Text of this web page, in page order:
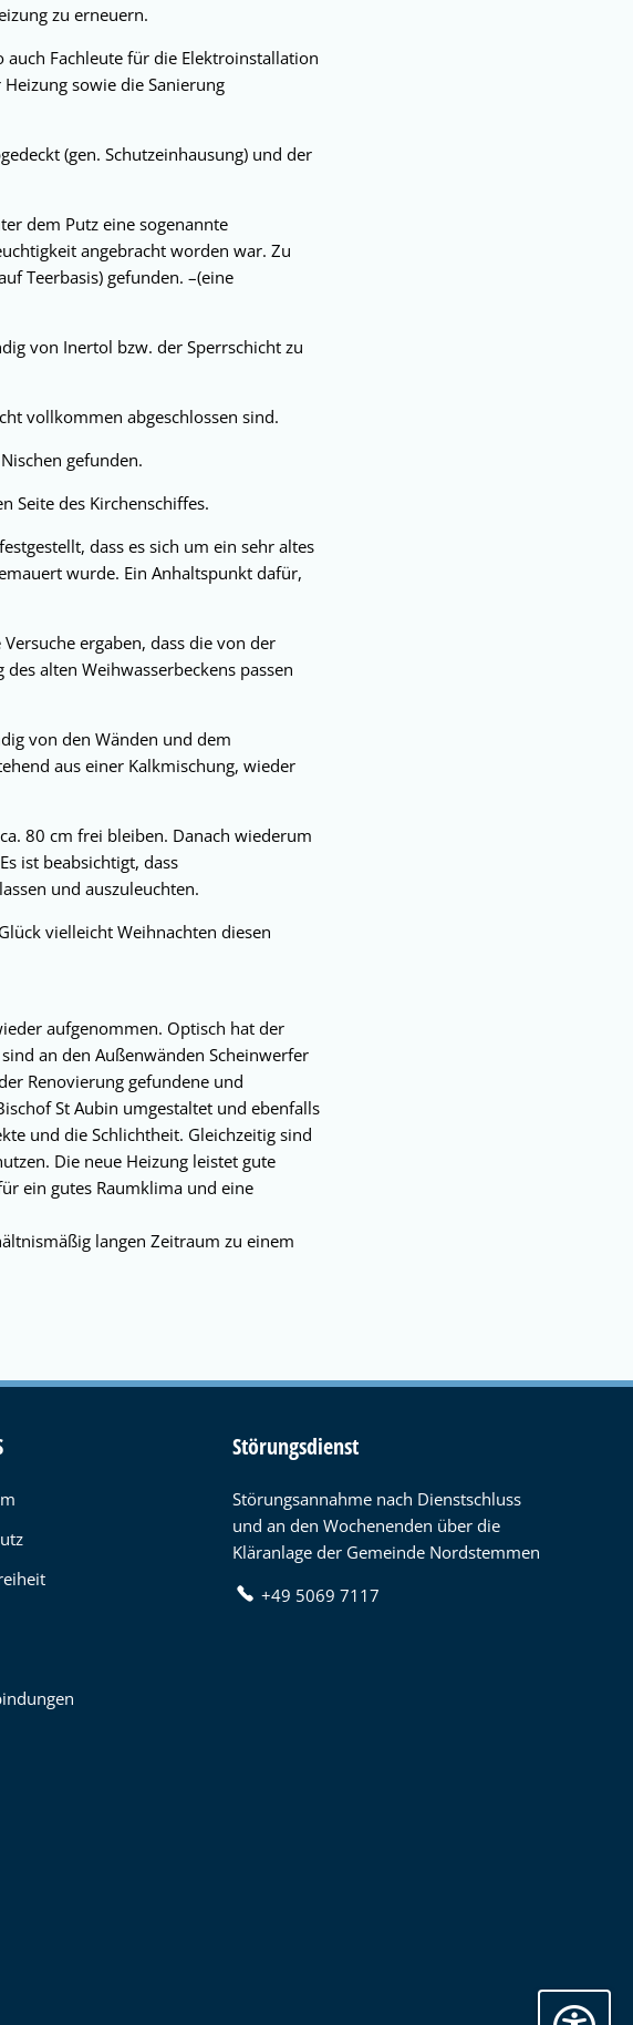
zu erneuern.
Fachleute für die Elektroinstallation
sowie die Sanierung
(gen. Schutzeinhausung) und der
dem Putz eine sogenannte
angebracht worden war. Zu
Teerbasis) gefunden. –(eine
von Inertol bzw. der Sperrschicht zu
vollkommen abgeschlossen sind.
gefunden.
Seite des Kirchenschiffes.
dass es sich um ein sehr altes
wurde. Ein Anhaltspunkt dafür,
ergaben, dass die von der
alten Weihwasserbeckens passen
von den Wänden und dem
aus einer Kalkmischung, wieder
80 cm frei bleiben. Danach wiederum
ist beabsichtigt, dass
und auszuleuchten.
vielleicht Weihnachten diesen
aufgenommen. Optisch hat der
an den Außenwänden Scheinwerfer
Renovierung gefundene und
St Aubin umgestaltet und ebenfalls
und die Schlichtheit. Gleichzeitig sind
Die neue Heizung leistet gute
ein gutes Raumklima und eine
langen Zeitraum zu einem
Störungsdienst
Störungsannahme nach Dienstschluss
und an den Wochenenden über die
Kläranlage der Gemeinde Nordstemmen
+49 5069 7117